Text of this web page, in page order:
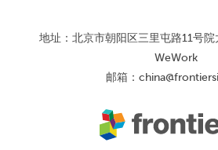
地址：北京市朝阳区三里屯路11号
WeWork
邮箱：